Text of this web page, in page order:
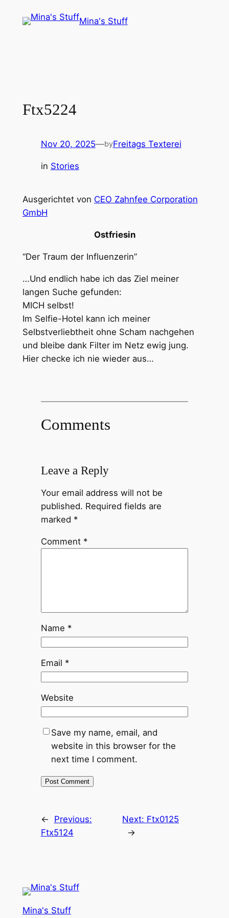
Mina's Stuff
Ftx5224
Nov 20, 2025—byFreitags Texterei
in Stories
Ausgerichtet von CEO Zahnfee Corporation
GmbH
Ostfriesin
“Der Traum der Influenzerin”
…Und endlich habe ich das Ziel meiner
langen Suche gefunden:
MICH selbst!
Im Selfie-Hotel kann ich meiner
Selbstverliebtheit ohne Scham nachgehen
und bleibe dank Filter im Netz ewig jung.
Hier checke ich nie wieder aus…
Comments
Leave a Reply
Your email address will not be
published. Required fields are
marked *
Comment *
Name *
Email *
Website
Save my name, email, and
website in this browser for the
next time I comment.
←
Previous:
Ftx5124
Next: Ftx0125
→
Mina's Stuff